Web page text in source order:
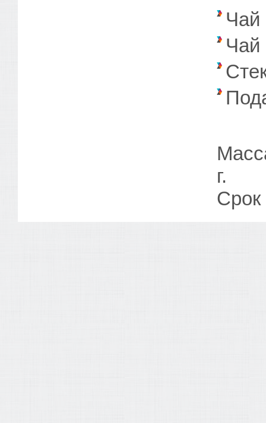
Чай
Чай
г.
Срок